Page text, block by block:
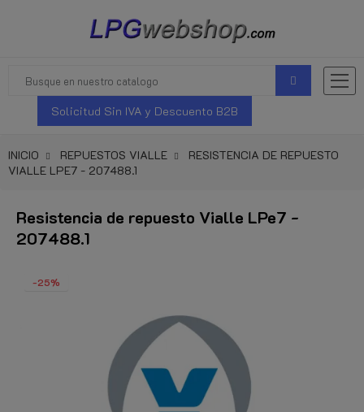
Solicitud Sin IVA y Descuento B2B
INICIO REPUESTOS VIALLE
RESISTENCIA DE REPUESTO
VIALLE LPE7 - 207488.1
Resistencia de repuesto Vialle LPe7 -
207488.1
-25%